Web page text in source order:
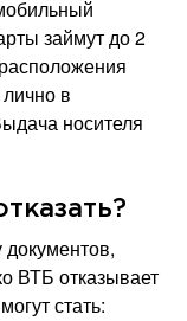
займут до 2
в
носителя
ВТБ отказывает
стать: